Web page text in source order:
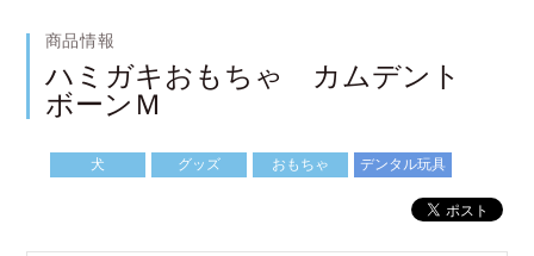
お客様窓口・Q＆A
会社情報
採用情報
商品情報
ハミガキおもちゃ カムデント
ボーンＭ
犬 グッズ おもちゃ デンタル玩具